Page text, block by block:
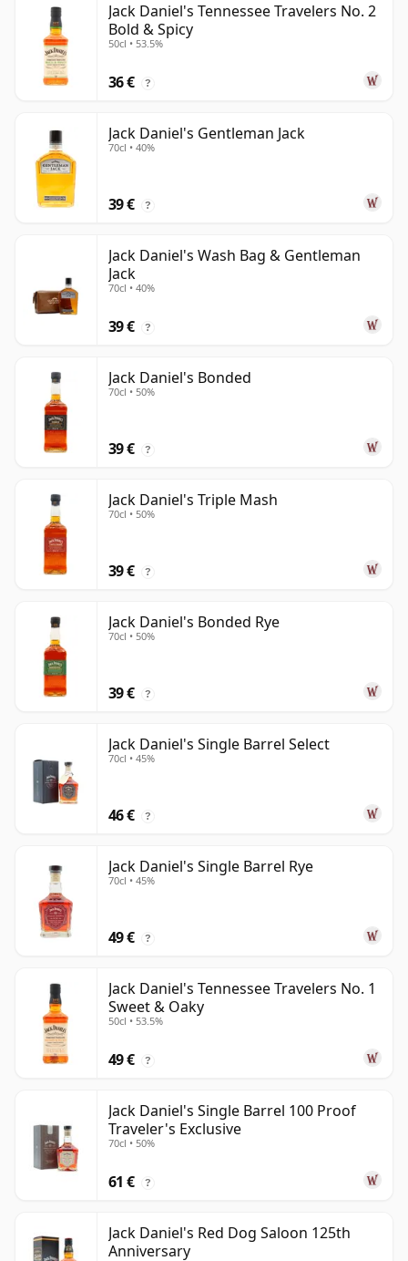
Jack Daniel's Tennessee Travelers No. 2
Bold & Spicy
50cl • 53.5%
36 € ?
Jack Daniel's Gentleman Jack
70cl • 40%
39 € ?
Jack Daniel's Wash Bag & Gentleman
Jack
70cl • 40%
39 € ?
Jack Daniel's Bonded
70cl • 50%
39 € ?
Jack Daniel's Triple Mash
70cl • 50%
39 € ?
Jack Daniel's Bonded Rye
70cl • 50%
39 € ?
Jack Daniel's Single Barrel Select
70cl • 45%
46 € ?
Jack Daniel's Single Barrel Rye
70cl • 45%
49 € ?
Jack Daniel's Tennessee Travelers No. 1
Sweet & Oaky
50cl • 53.5%
49 € ?
Jack Daniel's Single Barrel 100 Proof
Traveler's Exclusive
70cl • 50%
61 € ?
Jack Daniel's Red Dog Saloon 125th
Anniversary